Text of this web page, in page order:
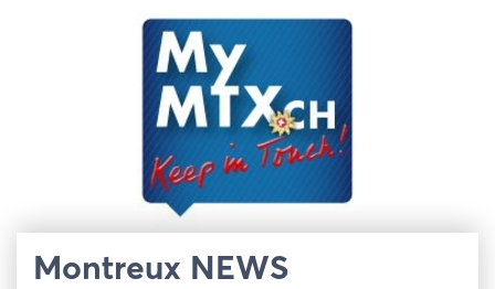
Montreux NEWS